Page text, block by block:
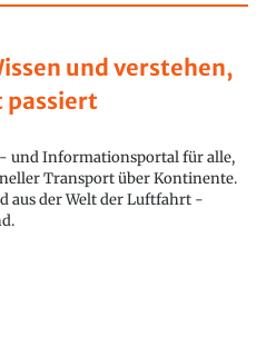
und verstehen,
passiert
und Informationsportal für alle,
Transport über Kontinente.
aus der Welt der Luftfahrt -